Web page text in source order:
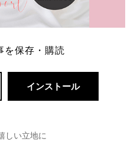
を保存・購読
インストール
しい立地に